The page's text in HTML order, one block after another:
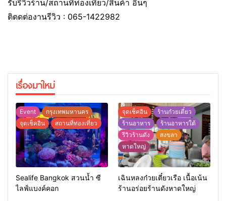
รับรีวิวร้าน/สถานที่ท่องเที่ยว/สินค้า อื่นๆ
ติดดต่องานรีวิว : 065-1422982
เรื่องมาใหม่
Event
กรุงเทพมหานคร
จุดเช็คอิน
สถานที่ท่องเที่ยว
Sealife Bangkok สวนน้ำ ซี
ไลฟ์แบงค์คอก
จุดเช็คอิน
ร้านก๋วยเตี๋ยว
ร้านอาหาร
ร้านอาหารใต้
รีวิวร้านดัง
สงขลา
หาดใหญ่
เฉินหลงก๋วยเตี๋ยวเรือ เนื้อเน้น
ร้านอร่อยร้านดังหาดใหญ่